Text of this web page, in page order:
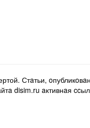
Стaтьи,
disim.ru aктивнaя